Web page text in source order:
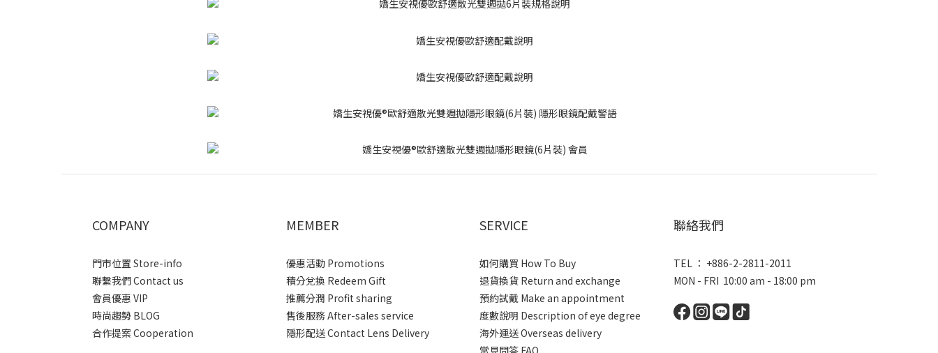
COMPANY
門市位置 Store-info
聯繫我們 Contact us
會員優惠 VIP
時尚趨勢 BLOG
合作提案 Cooperation
MEMBER
優惠活動 Promotions
積分兌換 Redeem Gift
推薦分潤 Profit sharing
售後服務 After-sales service
隱形配送 Contact Lens Delivery
SERVICE
如何購買 How To Buy
退貨換貨 Return and exchange
預約試戴 Make an appointment
度數說明 Description of eye degree
海外運送 Overseas delivery
聯絡我們
TEL ： +886-2-2811-2011
MON - FRI 10:00 am - 18:00 pm